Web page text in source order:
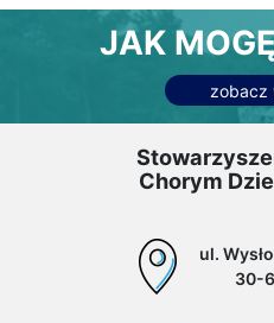
JAK
zobacz
Chorym
ul.
30-